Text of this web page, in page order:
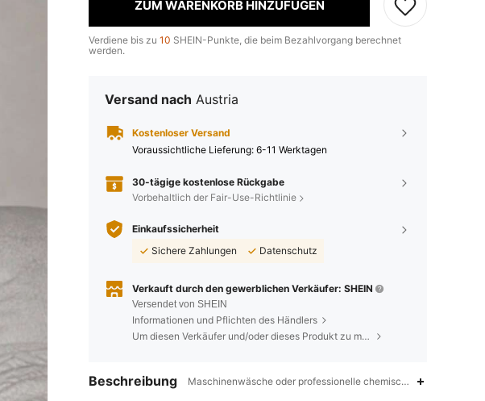
ZUM WARENKORB HINZUFÜGEN
Verdiene bis zu 10 SHEIN-Punkte, die beim Bezahlvorgang berechnet
werden.
Versand nach Austria
Kostenloser Versand
Voraussichtliche Lieferung: 6-11 Werktagen
30-tägige kostenlose Rückgabe
Vorbehaltlich der Fair-Use-Richtlinie
Einkaufssicherheit
Sichere Zahlungen
Datenschutz
Verkauft durch den gewerblichen Verkäufer: SHEIN
Versendet von SHEIN
Informationen und Pflichten des Händlers
Um diesen Verkäufer und/oder dieses Produkt zu melden
Beschreibung Maschinenwäsche oder professionelle chemische